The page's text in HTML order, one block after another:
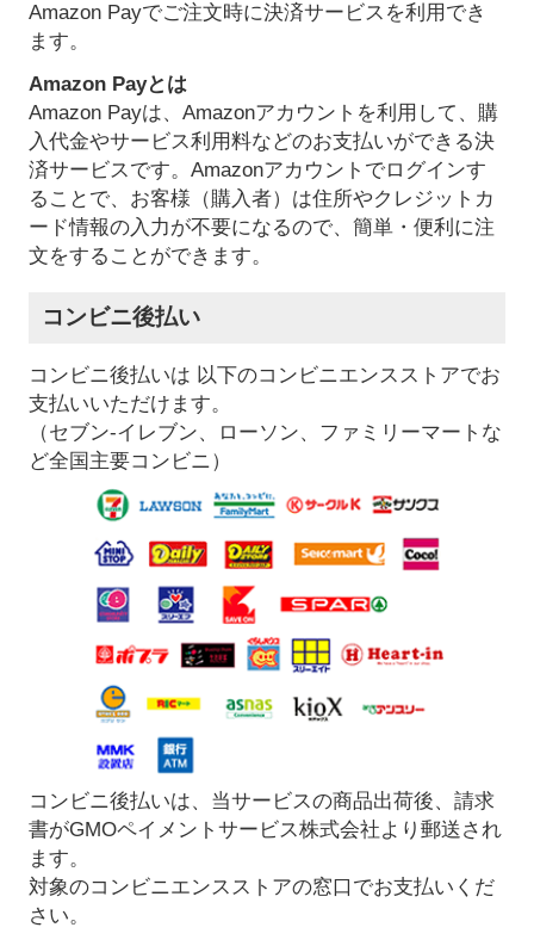
Amazon Payでご注文時に決済サービスを利用でき
ます。
Amazon Payとは
Amazon Payは、Amazonアカウントを利用して、購
入代金やサービス利用料などのお支払いができる決
済サービスです。Amazonアカウントでログインす
ることで、お客様（購入者）は住所やクレジットカ
ード情報の入力が不要になるので、簡単・便利に注
文をすることができます。
コンビニ後払い
コンビニ後払いは 以下のコンビニエンスストアでお
支払いいただけます。
（セブン-イレブン、ローソン、ファミリーマートな
ど全国主要コンビニ）
コンビニ後払いは、当サービスの商品出荷後、請求
書がGMOペイメントサービス株式会社より郵送され
ます。
対象のコンビニエンスストアの窓口でお支払いくだ
さい。